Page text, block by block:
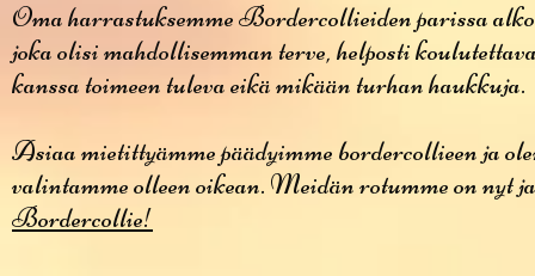
Oma harrastuksemme Bordercollieiden parissa
joka olisi mahdollisemman terve, helposti
kanssa toimeen tuleva eikä mikään turhan haukkuja.
Asiaa mietittyämme päädyimme bordercollieen ja
valintamme olleen oikean. Meidän rotumme on nyt
Bordercollie!